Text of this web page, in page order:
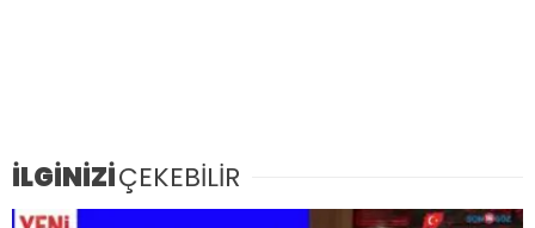
İLGİNİZİÇEKEBİLİR